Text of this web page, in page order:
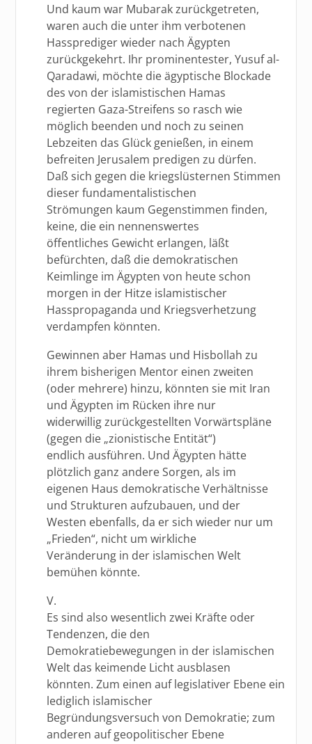
Und kaum war Mubarak zurückgetreten,
waren auch die unter ihm verbotenen
Hassprediger wieder nach Ägypten
zurückgekehrt. Ihr prominentester, Yusuf al-
Qaradawi, möchte die ägyptische Blockade
des von der islamistischen Hamas
regierten Gaza-Streifens so rasch wie
möglich beenden und noch zu seinen
Lebzeiten das Glück genießen, in einem
befreiten Jerusalem predigen zu dürfen.
Daß sich gegen die kriegslüsternen Stimmen
dieser fundamentalistischen
Strömungen kaum Gegenstimmen finden,
keine, die ein nennenswertes
öffentliches Gewicht erlangen, läßt
befürchten, daß die demokratischen
Keimlinge im Ägypten von heute schon
morgen in der Hitze islamistischer
Hasspropaganda und Kriegsverhetzung
verdampfen könnten.
Gewinnen aber Hamas und Hisbollah zu
ihrem bisherigen Mentor einen zweiten
(oder mehrere) hinzu, könnten sie mit Iran
und Ägypten im Rücken ihre nur
widerwillig zurückgestellten Vorwärtspläne
(gegen die „zionistische Entität“)
endlich ausführen. Und Ägypten hätte
plötzlich ganz andere Sorgen, als im
eigenen Haus demokratische Verhältnisse
und Strukturen aufzubauen, und der
Westen ebenfalls, da er sich wieder nur um
„Frieden“, nicht um wirkliche
Veränderung in der islamischen Welt
bemühen könnte.
V.
Es sind also wesentlich zwei Kräfte oder
Tendenzen, die den
Demokratiebewegungen in der islamischen
Welt das keimende Licht ausblasen
könnten. Zum einen auf legislativer Ebene ein
lediglich islamischer
Begründungsversuch von Demokratie; zum
anderen auf geopolitischer Ebene